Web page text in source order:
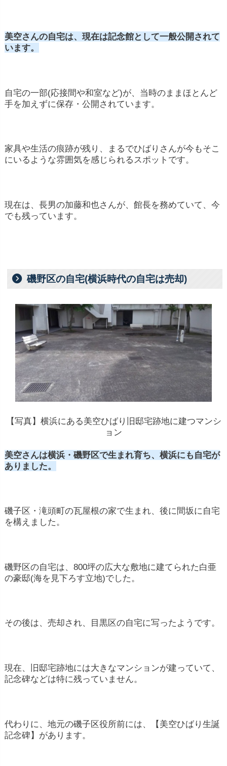
美空さんの自宅は、現在は記念館として一般公開されて
います。
自宅の一部(応接間や和室など)が、当時のままほとんど
手を加えずに保存・公開されています。
家具や生活の痕跡が残り、まるでひばりさんが今もそこ
にいるような雰囲気を感じられるスポットです。
現在は、長男の加藤和也さんが、館長を務めていて、今
でも残っています。
磯野区の自宅(横浜時代の自宅は売却)
【写真】横浜にある美空ひばり旧邸宅跡地に建つマンシ
ョン
美空さんは横浜・磯野区で生まれ育ち、横浜にも自宅が
ありました。
磯子区・滝頭町の瓦屋根の家で生まれ、後に間坂に自宅
を構えました。
磯野区の自宅は、800坪の広大な敷地に建てられた白亜
の豪邸(海を見下ろす立地)でした。
その後は、売却され、目黒区の自宅に写ったようです。
現在、旧邸宅跡地には大きなマンションが建っていて、
記念碑などは特に残っていません。
代わりに、地元の磯子区役所前には、【美空ひばり生誕
記念碑】があります。